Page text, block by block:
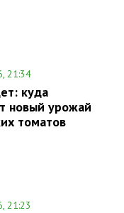
21:34
куда
новый урожай
томатов
21:23